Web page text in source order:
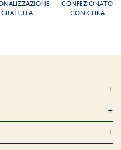
GRATUITA
CONFEZIONATO
CON CURA